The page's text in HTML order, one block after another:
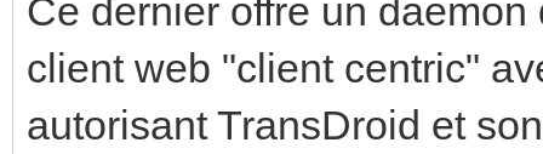
Ce dernier offre un
client web "client centric"
autorisant TransDroid et